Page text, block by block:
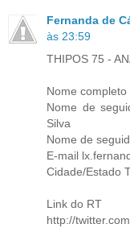
Fernanda de
às 23:59
THIPOS 75 -
Nome
Nome de
Silva
Nome de
E-mail
Cidade/Estado
Link do RT
http://